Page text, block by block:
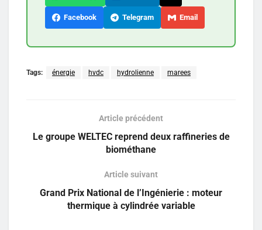
Facebook Telegram Email
Tags: énergie hvdc hydrolienne marees
Article précédent
Le groupe WELTEC reprend deux raffineries de
biométhane
Article suivant
Grand Prix National de l’Ingénierie : moteur
thermique à cylindrée variable